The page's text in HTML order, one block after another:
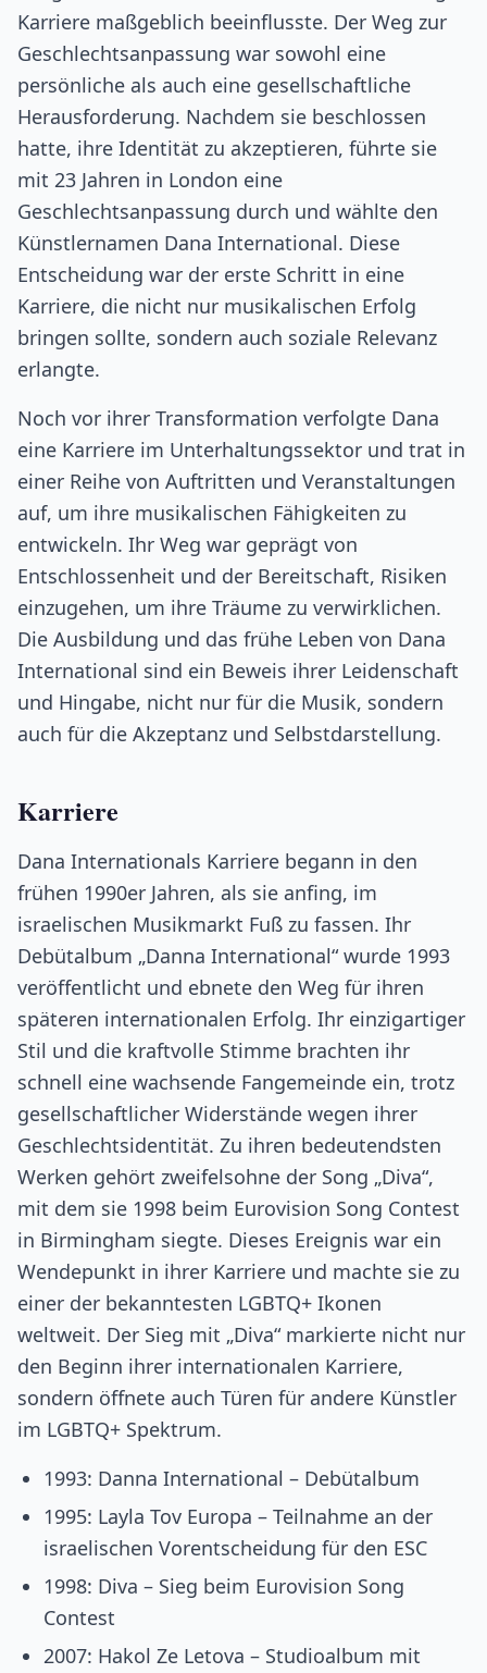
Karriere maßgeblich beeinflusste. Der Weg zur
Geschlechtsanpassung war sowohl eine
persönliche als auch eine gesellschaftliche
Herausforderung. Nachdem sie beschlossen
hatte, ihre Identität zu akzeptieren, führte sie
mit 23 Jahren in London eine
Geschlechtsanpassung durch und wählte den
Künstlernamen Dana International. Diese
Entscheidung war der erste Schritt in eine
Karriere, die nicht nur musikalischen Erfolg
bringen sollte, sondern auch soziale Relevanz
erlangte.
Noch vor ihrer Transformation verfolgte Dana
eine Karriere im Unterhaltungssektor und trat in
einer Reihe von Auftritten und Veranstaltungen
auf, um ihre musikalischen Fähigkeiten zu
entwickeln. Ihr Weg war geprägt von
Entschlossenheit und der Bereitschaft, Risiken
einzugehen, um ihre Träume zu verwirklichen.
Die Ausbildung und das frühe Leben von Dana
International sind ein Beweis ihrer Leidenschaft
und Hingabe, nicht nur für die Musik, sondern
auch für die Akzeptanz und Selbstdarstellung.
Karriere
Dana Internationals Karriere begann in den
frühen 1990er Jahren, als sie anfing, im
israelischen Musikmarkt Fuß zu fassen. Ihr
Debütalbum „Danna International“ wurde 1993
veröffentlicht und ebnete den Weg für ihren
späteren internationalen Erfolg. Ihr einzigartiger
Stil und die kraftvolle Stimme brachten ihr
schnell eine wachsende Fangemeinde ein, trotz
gesellschaftlicher Widerstände wegen ihrer
Geschlechtsidentität. Zu ihren bedeutendsten
Werken gehört zweifelsohne der Song „Diva“,
mit dem sie 1998 beim Eurovision Song Contest
in Birmingham siegte. Dieses Ereignis war ein
Wendepunkt in ihrer Karriere und machte sie zu
einer der bekanntesten LGBTQ+ Ikonen
weltweit. Der Sieg mit „Diva“ markierte nicht nur
den Beginn ihrer internationalen Karriere,
sondern öffnete auch Türen für andere Künstler
im LGBTQ+ Spektrum.
1993: Danna International – Debütalbum
1995: Layla Tov Europa – Teilnahme an der
israelischen Vorentscheidung für den ESC
1998: Diva – Sieg beim Eurovision Song
Contest
2007: Hakol Ze Letova – Studioalbum mit